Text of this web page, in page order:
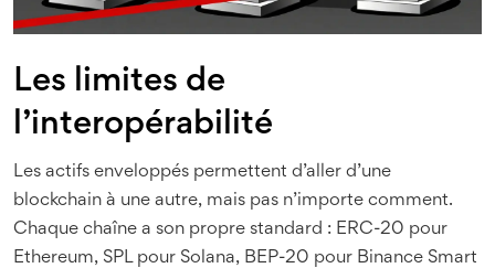
Les limites de
l’interopérabilité
Les actifs enveloppés permettent d’aller d’une
blockchain à une autre, mais pas n’importe comment.
Chaque chaîne a son propre standard : ERC-20 pour
Ethereum, SPL pour Solana, BEP-20 pour Binance Smart